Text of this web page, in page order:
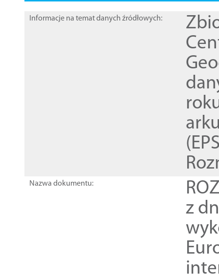
Informacje na temat danych źródłowych:
Nazwa dokumentu:
z